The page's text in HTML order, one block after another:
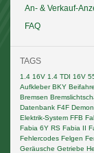
An- & Verkauf-
FAQ
TAGS
1.4 16V 1.4 TDI 16V
Aufkleber BKY
Bremsen
Datenbank F4F
Elektrik-System FFB
Fabia 6Y RS Fabia II
Fehlercodes Felgen
Geräusche Getriebe